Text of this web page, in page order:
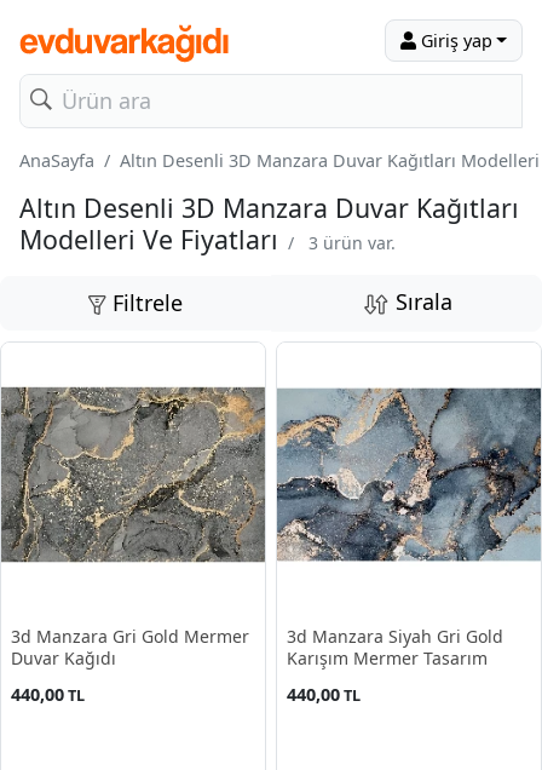
Giriş yap
AnaSayfa Altın Desenli 3D Manzara Duvar Kağıtları Modelleri
Altın Desenli 3D Manzara Duvar Kağıtları
Modelleri Ve Fiyatları / 3 ürün var.
Filtrele Sırala
3d Manzara Gri Gold Mermer
Duvar Kağıdı
440,00TL
3d Manzara Siyah Gri Gold
Karışım Mermer Tasarım
440,00TL